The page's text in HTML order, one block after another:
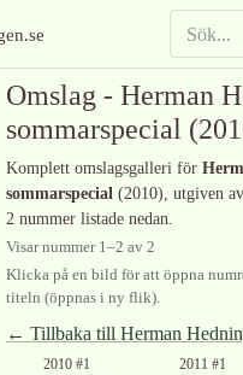
Omslag - Herman
sommarspecial
Komplett omslagsgalleri för
sommarspecial (2010), utgiven
2 nummer listade nedan.
Visar nummer 1–2 av 2
Klicka på en bild för att öppna
titeln (öppnas i ny flik).
← Tillbaka till Herman
2010 #1 2011 #1